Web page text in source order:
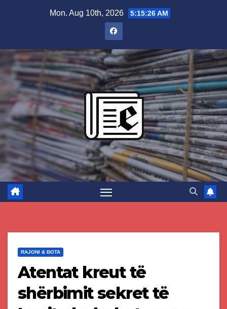
Mon. Aug 10th, 2026 5:15:27 AM
RAJONI & BOTA
Atentat kreut të
shërbimit sekret të